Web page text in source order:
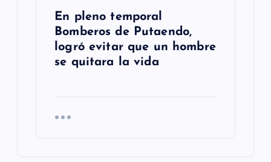
En pleno temporal
Bomberos de Putaendo,
logró evitar que un hombre
se quitara la vida